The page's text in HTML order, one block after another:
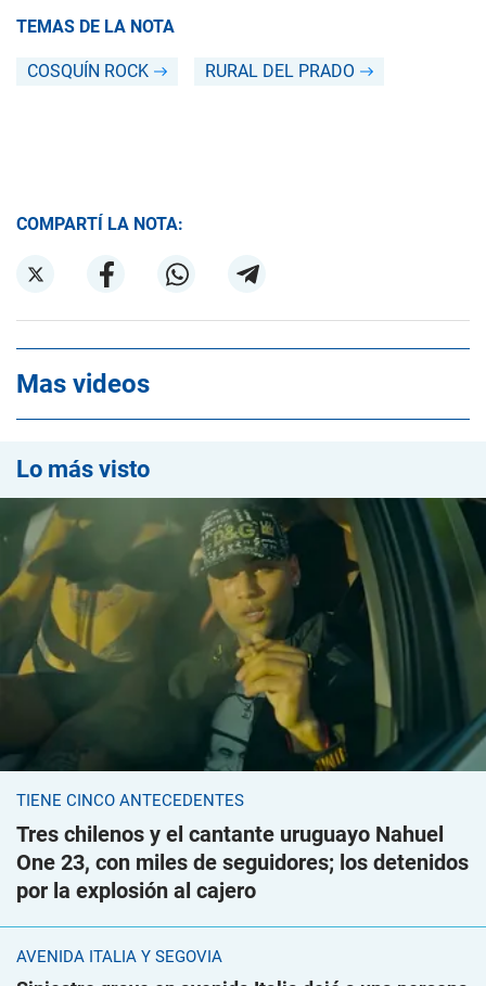
TEMAS DE LA NOTA
COSQUÍN ROCK RURAL DEL PRADO
COMPARTÍ LA NOTA:
Mas videos
Lo más visto
TIENE CINCO ANTECEDENTES
Tres chilenos y el cantante uruguayo Nahuel
One 23, con miles de seguidores; los detenidos
por la explosión al cajero
AVENIDA ITALIA Y SEGOVIA